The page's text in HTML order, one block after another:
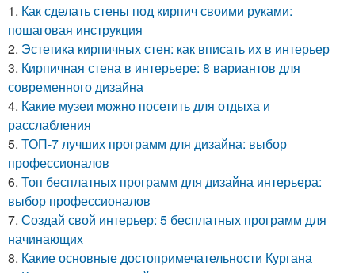
1. Как сделать стены под кирпич своими руками:
пошаговая инструкция
2. Эстетика кирпичных стен: как вписать их в интерьер
3. Кирпичная стена в интерьере: 8 вариантов для
современного дизайна
4. Какие музеи можно посетить для отдыха и
расслабления
5. ТОП-7 лучших программ для дизайна: выбор
профессионалов
6. Топ бесплатных программ для дизайна интерьера:
выбор профессионалов
7. Создай свой интерьер: 5 бесплатных программ для
начинающих
8. Какие основные достопримечательности Кургана